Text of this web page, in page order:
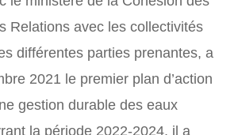
Relations avec les collectivités
différentes parties prenantes, a
2021 le premier plan d’action
gestion durable des eaux
la période 2022-2024, il a